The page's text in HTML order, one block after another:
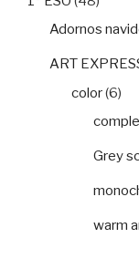
Adornos
ART
color(6)
Grey
warm